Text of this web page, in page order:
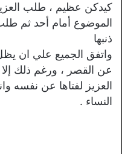
كيدكن عظيم ، طلب
الموضوع أمام أحد ثم
ذنبها
واتفق الجميع علي ان
عن القصر ، ورغم ذلك
العزيز لفتاها عن نفسه
النساء .